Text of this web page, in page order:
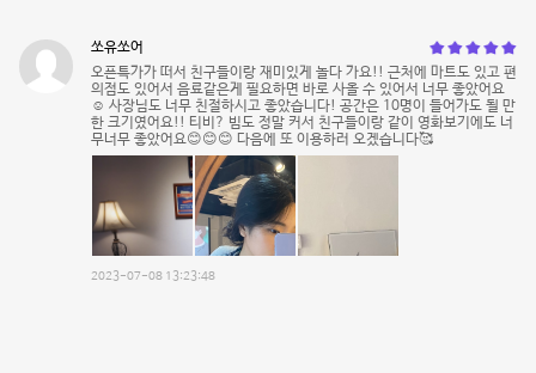
쏘유쏘어
오픈특가가 떠서 친구들이랑 재미있게 놀다 가요!! 근처에 마트도 있고 편
의점도 있어서 음료같은게 필요하면 바로 사올 수 있어서 너무 좋았어요
☺️ 사장님도 너무 친절하시고 좋았습니다! 공간은 10명이 들어가도 될 만
한 크기였어요!! 티비? 빔도 정말 커서 친구들이랑 같이 영화보기에도 너
무너무 좋았어요😊😊😊 다음에 또 이용하러 오겠습니다🥰
2023-07-08 13:23:48